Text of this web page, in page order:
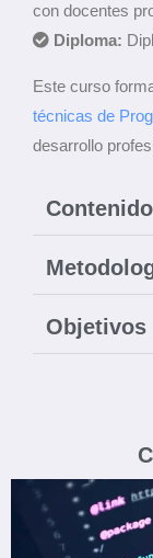
con docentes
Diploma:
Este curso
técnicas de
desarrollo
Contenido
Objetivos